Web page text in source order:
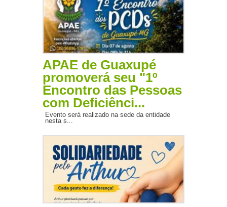
APAE de Guaxupé
promoverá seu "1º
Encontro das Pessoas
com Deficiênci...
Evento será realizado na sede da entidade
nesta s...